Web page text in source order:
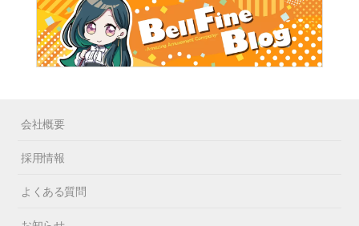
会社概要
採用情報
よくある質問